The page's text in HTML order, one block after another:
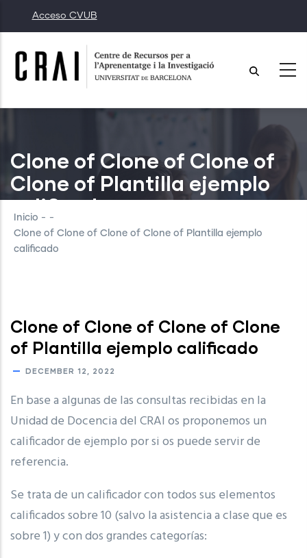
al
contenido
principal
Acceso CVUB
Clone of Clone of Clone of
Clone of Plantilla ejemplo
calificado
Inicio - -
Clone of Clone of Clone of Clone of Plantilla ejemplo
calificado
Clone of Clone of Clone of Clone
of Plantilla ejemplo calificado
DECEMBER 12, 2022
En base a algunas de las consultas recibidas en la
Unidad de Docencia del CRAI os proponemos un
calificador de ejemplo por si os puede servir de
referencia.
Se trata de un calificador con todos sus elementos
calificados sobre 10 (salvo la asistencia a clase que es
sobre 1) y con dos grandes categorías: